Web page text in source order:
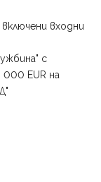
входни
с
EUR на